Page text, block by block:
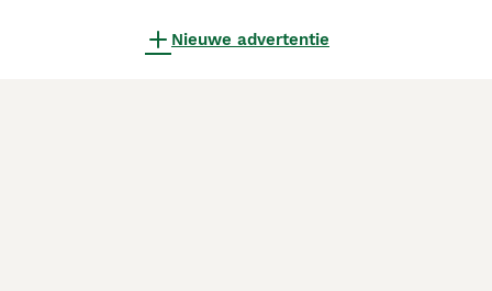
Nieuwe advertentie